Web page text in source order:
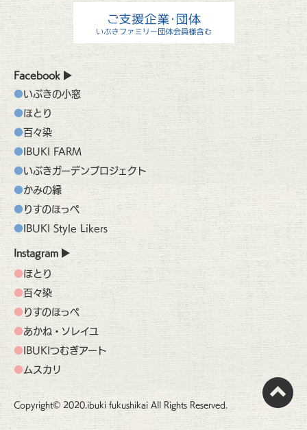
Facebook
いぶきの小窓
ほとり
百々染
IBUKI FARM
いぶきガーデンプロジェクト
かみの縁
りすのほっぺ
IBUKI Style Likers
Instagram
ほとり
百々染
りすのほっぺ
あかね・ソレイユ
IBUKIつむぎアート
ムスカリ
Copyright© 2020.ibuki fukushikai All Rights Reserved.